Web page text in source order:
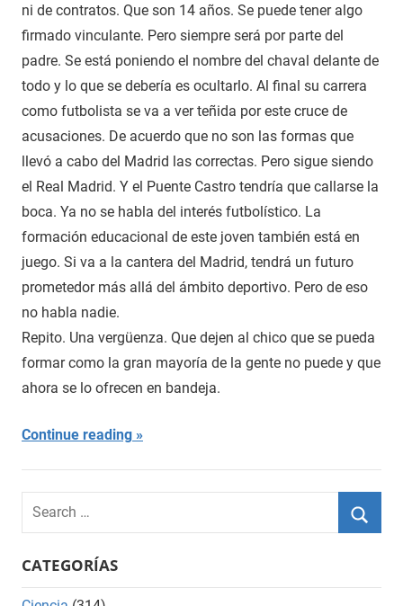
ni de contratos. Que son 14 años. Se puede tener algo
firmado vinculante. Pero siempre será por parte del
padre. Se está poniendo el nombre del chaval delante de
todo y lo que se debería es ocultarlo. Al final su carrera
como futbolista se va a ver teñida por este cruce de
acusaciones. De acuerdo que no son las formas que
llevó a cabo del Madrid las correctas. Pero sigue siendo
el Real Madrid. Y el Puente Castro tendría que callarse la
boca. Ya no se habla del interés futbolístico. La
formación educacional de este joven también está en
juego. Si va a la cantera del Madrid, tendrá un futuro
prometedor más allá del ámbito deportivo. Pero de eso
no habla nadie.
Repito. Una vergüenza. Que dejen al chico que se pueda
formar como la gran mayoría de la gente no puede y que
ahora se lo ofrecen en bandeja.
Continue reading
Search
for:
CATEGORÍAS